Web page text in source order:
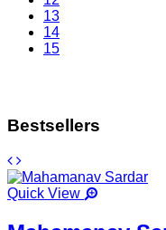
13
14
15
Bestsellers
Quick View